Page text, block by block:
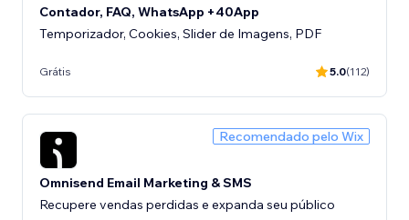
Contador, FAQ, WhatsApp +40App
Temporizador, Cookies, Slider de Imagens, PDF
Grátis 5.0(112)
Recomendado pelo Wix
Omnisend Email Marketing & SMS
Recupere vendas perdidas e expanda seu público